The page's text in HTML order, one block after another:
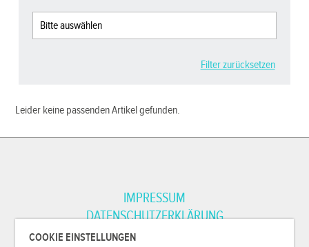
COOKIE EINSTELLUNGEN
Filter zurücksetzen
Leider keine passenden Artikel gefunden.
IMPRESSUM
DATENSCHUTZERKLÄRUNG